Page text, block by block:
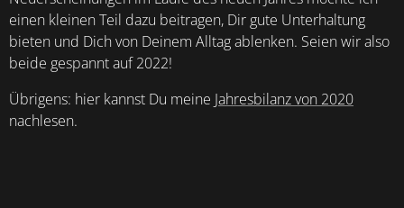
einen kleinen Teil dazu beitragen, Dir gute Unterhaltung
bieten und Dich von Deinem Alltag ablenken. Seien wir also
beide gespannt auf 2022!
Übrigens: hier kannst Du meine Jahresbilanz von 2020
nachlesen.